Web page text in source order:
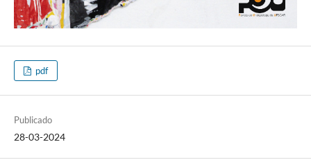
pdf
Publicado
28-03-2024